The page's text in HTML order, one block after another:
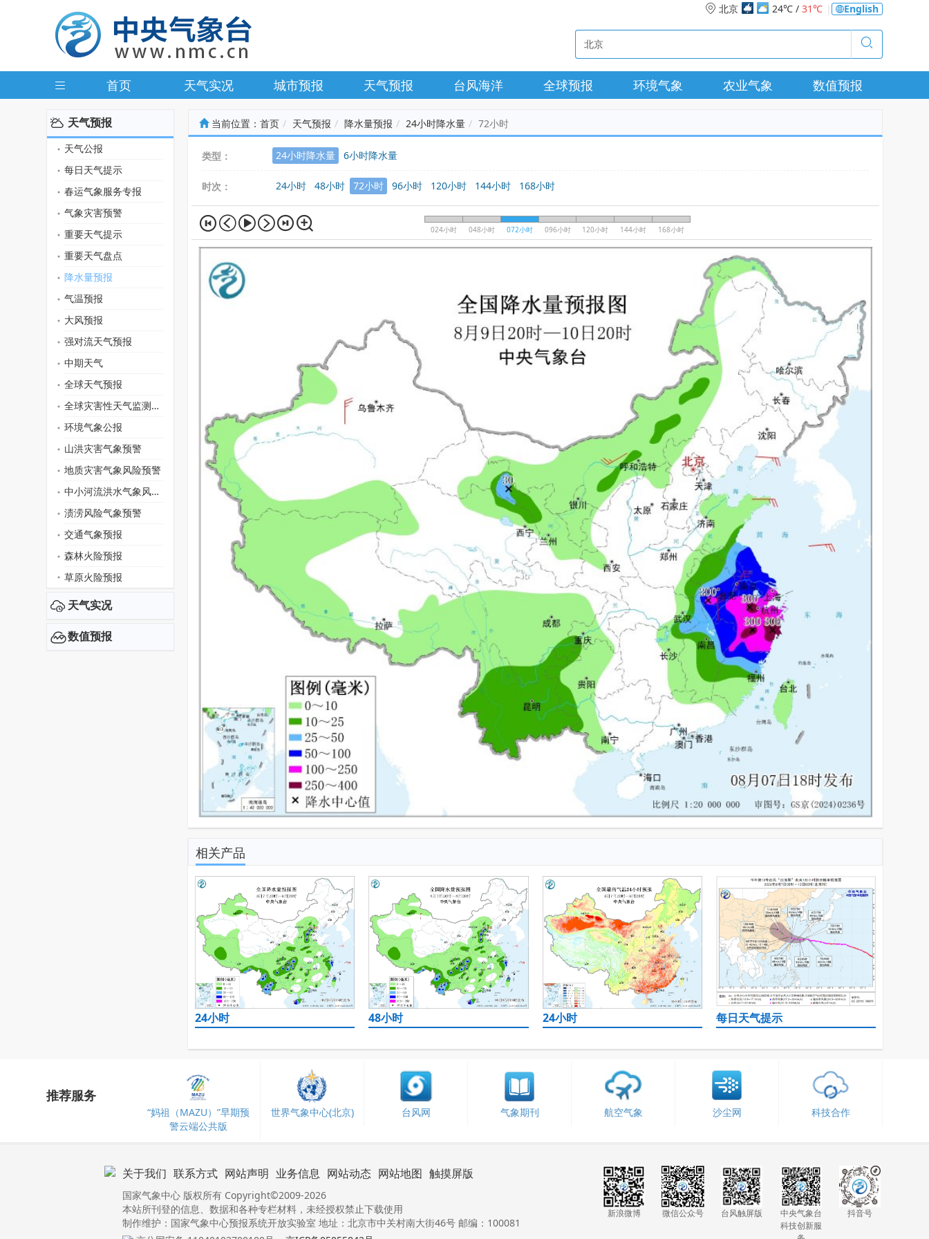
北京 24℃ / 31℃ English
首页 天气实况 城市预报 天气预报 台风海洋 全球预报 环境气象 农业气象 数值预报
天气预报
天气公报
每日天气提示
春运气象服务专报
气象灾害预警
重要天气提示
重要天气盘点
降水量预报
气温预报
大风预报
强对流天气预报
中期天气
全球天气预报
全球灾害性天气监测月报
环境气象公报
山洪灾害气象预警
地质灾害气象风险预警
中小河流洪水气象风险预警
渍涝风险气象预警
交通气象预报
森林火险预报
草原火险预报
天气实况
数值预报
当前位置： 首页 天气预报 降水量预报 24小时降水量 72小时
类型： 24小时降水量 6小时降水量
时次： 24小时 48小时 72小时 96小时 120小时 144小时 168小时
024小时 048小时 072小时 096小时 120小时 144小时 168小时
相关产品
24小时 48小时 24小时 每日天气提示
推荐服务
“妈祖（MAZU）”早期预
警云端公共版
世界气象中心(北京) 台风网 气象期刊 航空气象 沙尘网 科技合作
关于我们 联系方式 网站声明 业务信息 网站动态 网站地图 触摸屏版
国家气象中心 版权所有 Copyright©2009-2026
本站所刊登的信息、数据和各种专栏材料，未经授权禁止下载使用
制作维护：国家气象中心预报系统开放实验室 地址：北京市中关村南大街46号 邮编：100081
新浪微博 微信公众号 台风触屏版
中央气象台
科技创新服
抖音号